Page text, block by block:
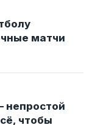
матчи
непростой
чтобы